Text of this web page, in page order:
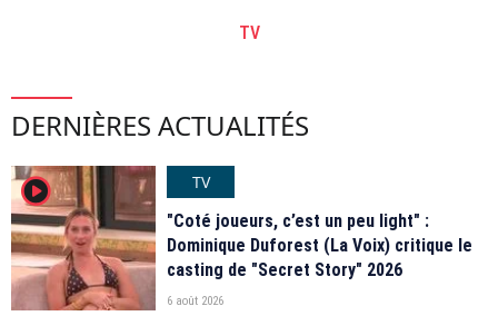
TV
DERNIÈRES ACTUALITÉS
player2
TV
"Coté joueurs, c’est un peu light" :
Dominique Duforest (La Voix) critique le
casting de "Secret Story" 2026
6 août 2026